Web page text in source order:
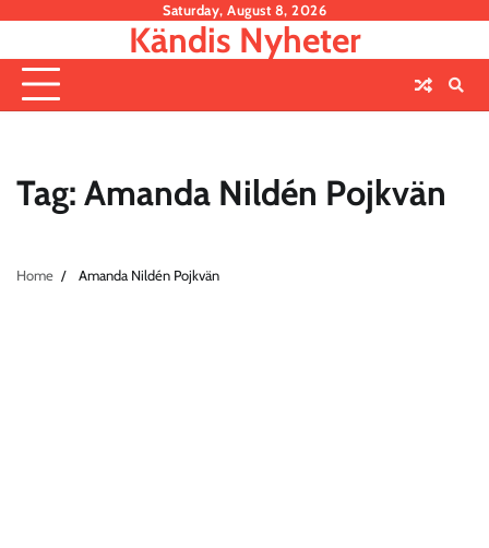
content
Saturday, August 8, 2026
Kändis Nyheter
Tag: Amanda Nildén Pojkvän
Home Amanda Nildén Pojkvän